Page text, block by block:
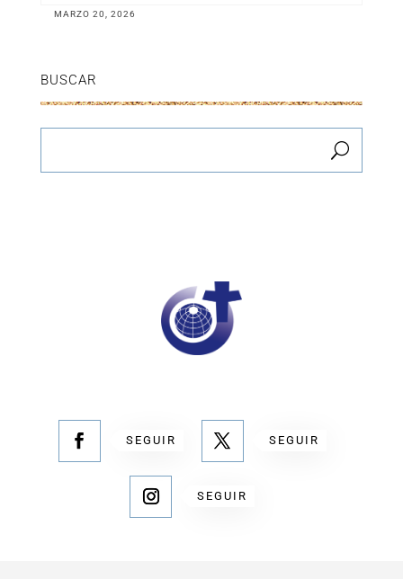
MARZO 20, 2026
BUSCAR
SEGUIR SEGUIR
SEGUIR